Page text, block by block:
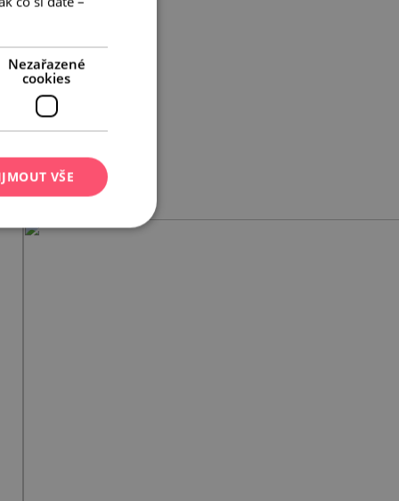
Nezařazené
cookies
VŠE